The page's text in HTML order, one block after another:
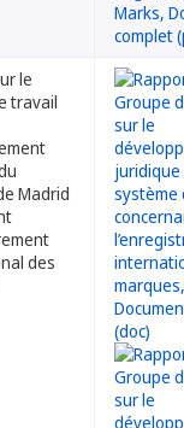
le
travail
Madrid
des